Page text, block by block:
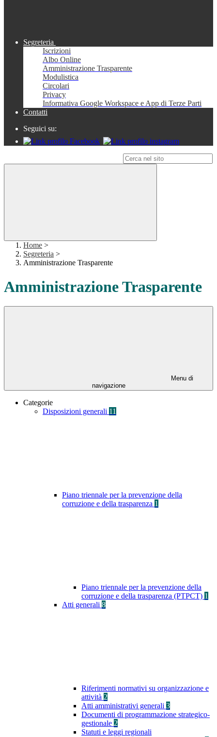
Segreteria
Iscrizioni
Albo Online
Amministrazione Trasparente
Modulistica
Circolari
Privacy
Informativa Google Workspace e App di Terze Parti
Contatti
Seguici su:
Home >
Segreteria >
Amministrazione Trasparente
Amministrazione Trasparente
Menu di
navigazione
Categorie
Disposizioni generali 11
Piano triennale per la prevenzione della
corruzione e della trasparenza 1
Piano triennale per la prevenzione della
corruzione e della trasparenza (PTPCT) 1
Atti generali 8
Riferimenti normativi su organizzazione e
attività 2
Atti amministrativi generali 3
Documenti di programmazione strategico-
gestionale 2
Statuti e leggi regionali